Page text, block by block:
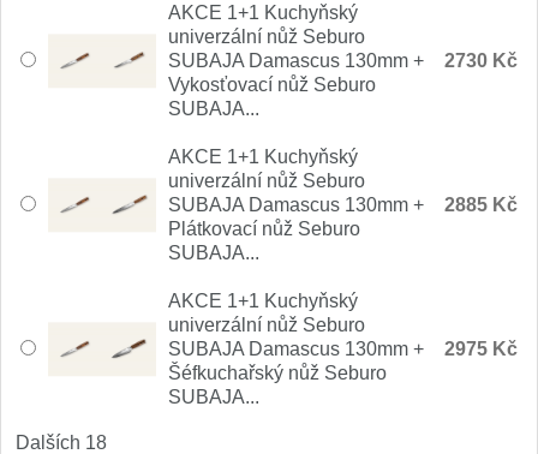
Ostřiče nožů V-Sharp
Brousky na nože 12
6
Doprodej
Značky
AKCE 1+1 Kuchyňský
univerzální nůž Seburo
SUBAJA Damascus 130mm +
Vykosťovací nůž Seburo
SUBAJA...
2730 Kč
AKCE 1+1 Kuchyňský
univerzální nůž Seburo
SUBAJA Damascus 130mm +
Plátkovací nůž Seburo
SUBAJA...
2885 Kč
AKCE 1+1 Kuchyňský
univerzální nůž Seburo
SUBAJA Damascus 130mm +
Šéfkuchařský nůž Seburo
SUBAJA...
2975 Kč
Dalších 18